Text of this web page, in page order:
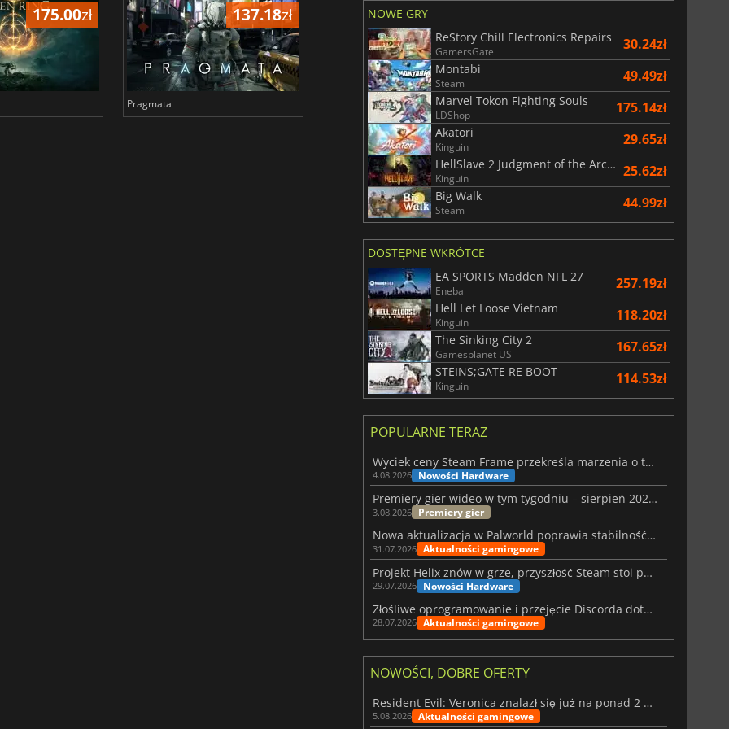
175.00zł 137.18zł
Pragmata Total War WARHAMMER 3 Lies Of P
NOWE GRY
ReStory Chill Electronics Repairs
GamersGate 30.24zł
Montabi
Steam 49.49zł
Marvel Tokon Fighting Souls
LDShop 175.14zł
Akatori
Kinguin 29.65zł
HellSlave 2 Judgment of the Archon
Kinguin 25.62zł
Big Walk
Steam 44.99zł
DOSTĘPNE WKRÓTCE
EA SPORTS Madden NFL 27
Eneba 257.19zł
Hell Let Loose Vietnam
Kinguin 118.20zł
The Sinking City 2
Gamesplanet US 167.65zł
STEINS;GATE RE BOOT
Kinguin 114.53zł
POPULARNE TERAZ
Wyciek ceny Steam Frame przekreśla marzenia o tanim zestawie VR
4.08.2026 Nowości Hardware
Premiery gier wideo w tym tygodniu – sierpień 2026 r. (32. tydzień)
3.08.2026 Premiery gier
Nowa aktualizacja w Palworld poprawia stabilność Sunreach i walk z bossami
31.07.2026 Aktualności gamingowe
Projekt Helix znów w grze, przyszłość Steam stoi pod znakiem zapytania
29.07.2026 Nowości Hardware
Złośliwe oprogramowanie i przejęcie Discorda dotknęły Meccha Chameleon
28.07.2026 Aktualności gamingowe
NOWOŚCI, DOBRE OFERTY
Resident Evil: Veronica znalazł się już na ponad 2 milionach list życzeń
5.08.2026 Aktualności gamingowe